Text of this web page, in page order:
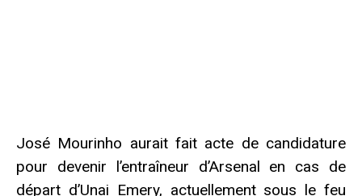
José Mourinho aurait fait acte de candidature
pour devenir l’entraîneur d’Arsenal en cas de
départ d’Unai Emery, actuellement sous le feu